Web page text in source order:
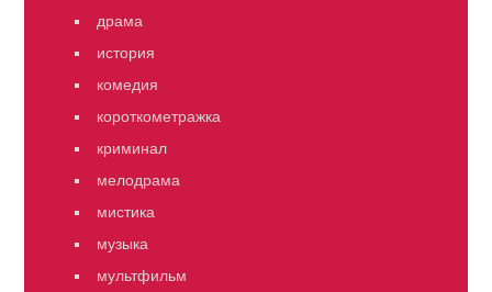
драма
история
комедия
короткометражка
криминал
мелодрама
мистика
музыка
мультфильм